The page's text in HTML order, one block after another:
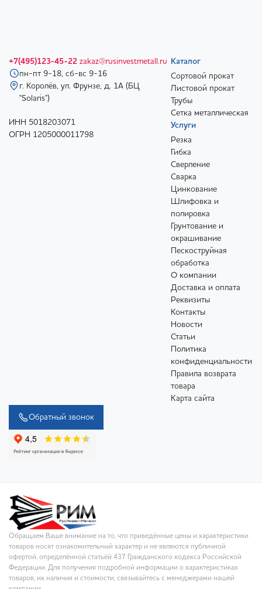
+7(495)123-45-22 zakaz@rusinvestmetall.ru
пн-пт 9-18, сб-вс 9-16
г. Королёв, ул. Фрунзе, д. 1А (БЦ
"Solaris")
ИНН 5018203071
ОГРН 1205000011798
Каталог
Сортовой прокат
Листовой прокат
Трубы
Сетка металлическая
Услуги
Резка
Гибка
Сверление
Сварка
Цинкование
Шлифовка и
полировка
Грунтование и
окрашивание
Пескоструйная
обработка
О компании
Доставка и оплата
Реквизиты
Контакты
Новости
Статьи
Политика
конфиденциальности
Правила возврата
товара
Карта сайта
Обратный звонок
Обращаем Ваше внимание на то, что приведённые цены и характеристики
товаров носят ознакомительный характер и не являются публичной
офертой, определённой статьёй 437 Гражданского кодекса Российской
Федерации. Для получения подробной информации о характеристиках
товаров, их наличия и стоимости, связывайтесь с менеджерами нашей